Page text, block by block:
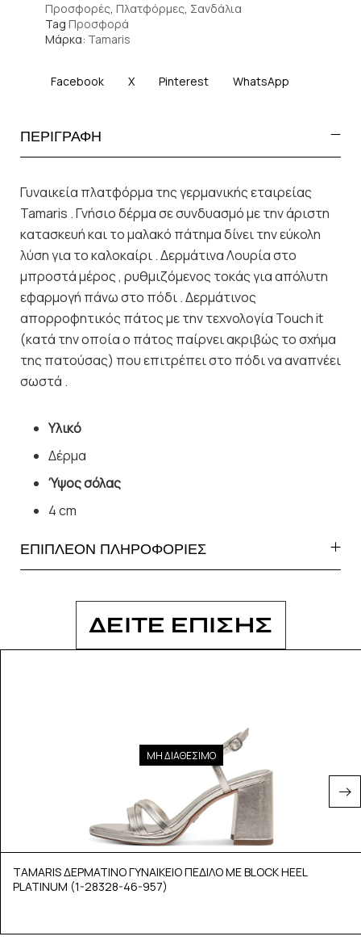
Προσφορές, Πλατφόρμες, Σανδάλια
Tag Προσφορά
Μάρκα: Tamaris
Facebook X Pinterest WhatsApp
ΠΕΡΙΓΡΑΦΗ
Γυναικεία πλατφόρμα της γερμανικής εταιρείας
Tamaris . Γνήσιο δέρμα σε συνδυασμό με την άριστη
κατασκευή και το μαλακό πάτημα δίνει την εύκολη
λύση για το καλοκαίρι . Δερμάτινα Λουρία στο
μπροστά μέρος , ρυθμιζόμενος τοκάς για απόλυτη
εφαρμογή πάνω στο πόδι . Δερμάτινος
απορροφητικός πάτος με την τεχνολογία Touch it
(κατά την οποία ο πάτος παίρνει ακριβώς το σχήμα
της πατούσας) που επιτρέπει στο πόδι να αναπνέει
σωστά .
Υλικό
Δέρμα
Ύψος σόλας
4 cm
ΕΠΙΠΛΕΟΝ ΠΛΗΡΟΦΟΡΙΕΣ
ΔΕΙΤΕ ΕΠΙΣΗΣ
ΜΗ ΔΙΑΘΕΣΙΜΟ
TAMARIS ΔΕΡΜΑΤΙΝΟ ΓΥΝΑΙΚΕΙΟ ΠΕΔΙΛΟ ΜΕ BLOCK HEEL
PLATINUM (1-28328-46-957)